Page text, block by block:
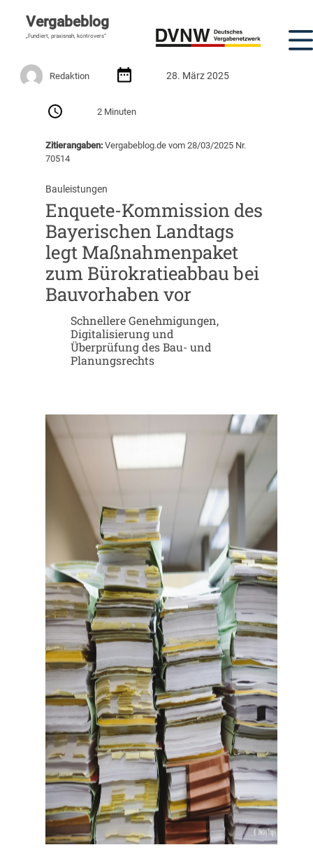
Vergabeblog
„Fundiert, praxisnah, kontrovers“
Redaktion 28. März 2025
2 Minuten
Zitierangaben:Vergabeblog.de vom 28/03/2025 Nr.
70514
Bauleistungen
Enquete-Kommission des
Bayerischen Landtags
legt Maßnahmenpaket
zum Bürokratieabbau bei
Bauvorhaben vor
Schnellere Genehmigungen,
Digitalisierung und
Überprüfung des Bau- und
Planungsrechts